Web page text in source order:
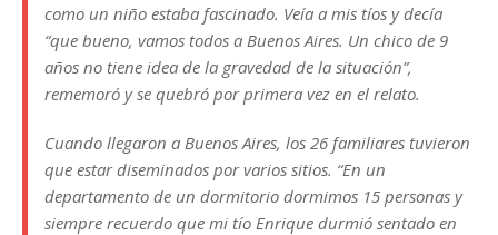
como un niño estaba fascinado. Veía a mis tíos y decía
“que bueno, vamos todos a Buenos Aires. Un chico de 9
años no tiene idea de la gravedad de la situación”,
rememoró y se quebró por primera vez en el relato.
Cuando llegaron a Buenos Aires, los 26 familiares tuvieron
que estar diseminados por varios sitios. “En un
departamento de un dormitorio dormimos 15 personas y
siempre recuerdo que mi tío Enrique durmió sentado en